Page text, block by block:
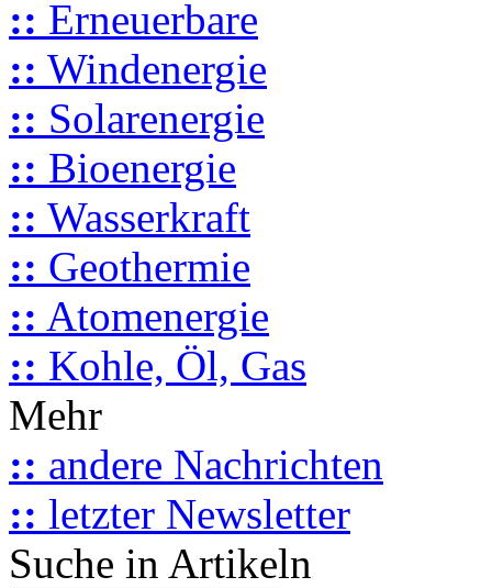
:: Erneuerbare
:: Windenergie
:: Solarenergie
:: Bioenergie
:: Wasserkraft
:: Geothermie
:: Atomenergie
:: Kohle, Öl, Gas
Mehr
:: andere Nachrichten
:: letzter Newsletter
Suche in Artikeln